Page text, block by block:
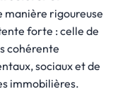
manière rigoureuse
forte : celle de
cohérente
sociaux et de
immobilières.